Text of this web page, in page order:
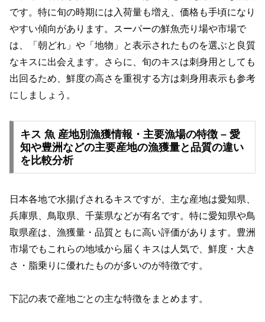
です。特に旬の時期には入荷量も増え、価格も手頃になり
やすい傾向があります。スーパーの鮮魚売り場や市場で
は、「朝どれ」や「地物」と表示されたものを選ぶと良質
なキスに出会えます。さらに、旬のキスは刺身用としても
出回るため、鮮度の高さを重視する方は刺身用表示も参考
にしましょう。
キス 魚 産地別漁獲情報・主要漁場の特徴 – 愛
知や豊洲などの主要産地の漁獲量と品質の違い
を比較分析
日本各地で水揚げされるキスですが、主な産地は愛知県、
兵庫県、鳥取県、千葉県などが有名です。特に愛知県や鳥
取県産は、漁獲量・品質ともに高い評価があります。豊洲
市場でもこれらの地域から届くキスは人気で、鮮度・大き
さ・脂乗りに優れたものが多いのが特徴です。
下記の表で産地ごとの主な特徴をまとめます。